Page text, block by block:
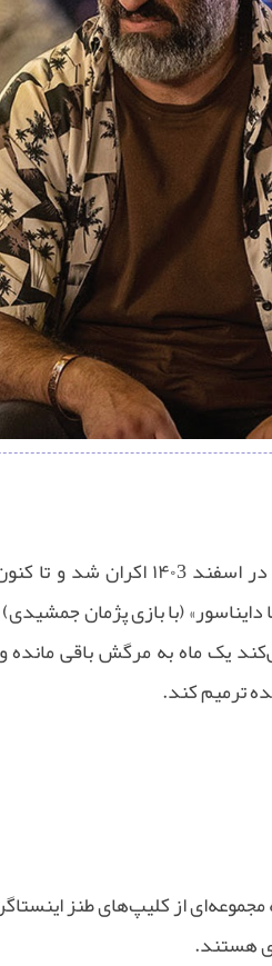
در اسفند۱۴۰3اکران شد و تا
(با بازی پژمان
یک ماه به مرگش باقی
ترمیم کند.
مجموعه‌ای از کلیپ‌های طنز
هستند.